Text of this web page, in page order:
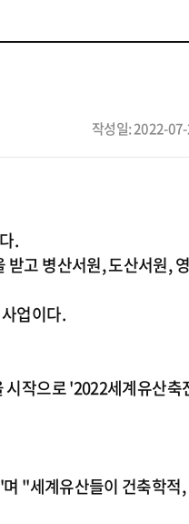
작성일: 2022-
.
고 병산서원, 도산서원,
업이다.
시작으로 '2022세계유산
"세계유산들이 건축학적